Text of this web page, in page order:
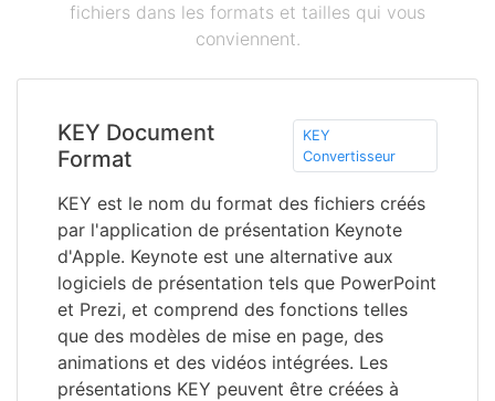
fichiers dans les formats et tailles qui vous
conviennent.
KEY Document
Format
KEY
Convertisseur
KEY est le nom du format des fichiers créés
par l'application de présentation Keynote
d'Apple. Keynote est une alternative aux
logiciels de présentation tels que PowerPoint
et Prezi, et comprend des fonctions telles
que des modèles de mise en page, des
animations et des vidéos intégrées. Les
présentations KEY peuvent être créées à